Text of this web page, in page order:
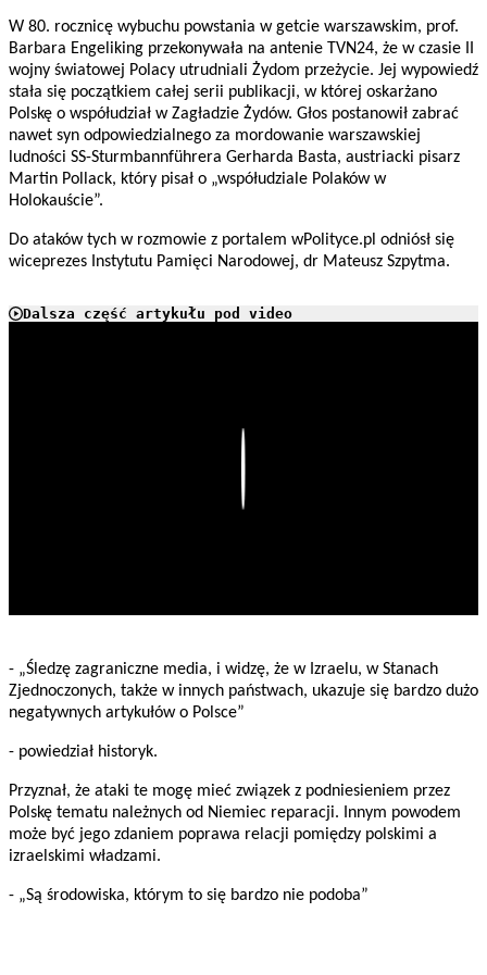
W 80. rocznicę wybuchu powstania w getcie warszawskim, prof.
Barbara Engeliking przekonywała na antenie TVN24, że w czasie II
wojny światowej Polacy utrudniali Żydom przeżycie. Jej wypowiedź
stała się początkiem całej serii publikacji, w której oskarżano
Polskę o współudział w Zagładzie Żydów. Głos postanowił zabrać
nawet syn odpowiedzialnego za mordowanie warszawskiej
ludności SS-Sturmbannführera Gerharda Basta, austriacki pisarz
Martin Pollack, który pisał o „współudziale Polaków w
Holokauście”.
Do ataków tych w rozmowie z portalem wPolityce.pl odniósł się
wiceprezes Instytutu Pamięci Narodowej, dr Mateusz Szpytma.
Dalsza część artykułu pod video
- „Śledzę zagraniczne media, i widzę, że w Izraelu, w Stanach
Zjednoczonych, także w innych państwach, ukazuje się bardzo dużo
negatywnych artykułów o Polsce”
- powiedział historyk.
Przyznał, że ataki te mogę mieć związek z podniesieniem przez
Polskę tematu należnych od Niemiec reparacji. Innym powodem
może być jego zdaniem poprawa relacji pomiędzy polskimi a
izraelskimi władzami.
- „Są środowiska, którym to się bardzo nie podoba”